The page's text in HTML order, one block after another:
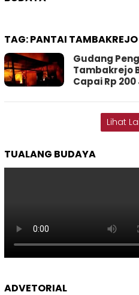
TAG:PANTAI
Gudang
Tambakrejo
Capai Rp
Lihat
TUALANG BUDAYA
ADVETORIAL